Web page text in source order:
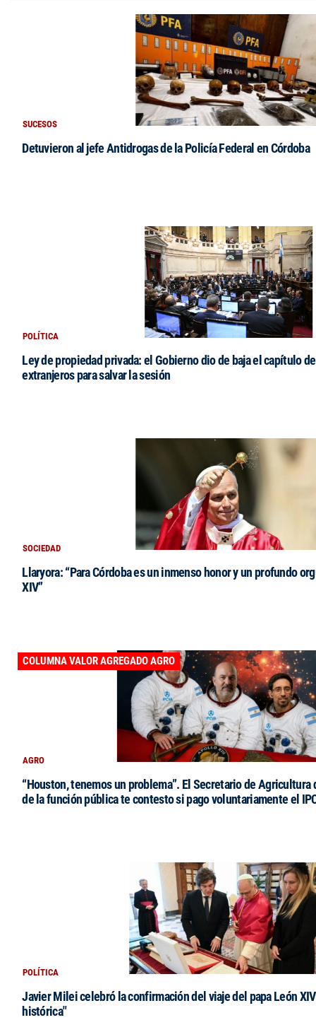
SUCESOS
Detuvieron al jefe Antidrogas de la Policía Federal en Córdoba
POLÍTICA
Ley de propiedad privada: el Gobierno dio de baja el capítulo
extranjeros para salvar la sesión
SOCIEDAD
Llaryora: “Para Córdoba es un inmenso honor y un profundo
XIV”
AGRO
COLUMNA VALOR AGREGADO AGRO
“Houston, tenemos un problema”. El Secretario de Agricultura
de la función pública te contesto si pago voluntariamente el
POLÍTICA
Javier Milei celebró la confirmación del viaje del papa León
histórica"